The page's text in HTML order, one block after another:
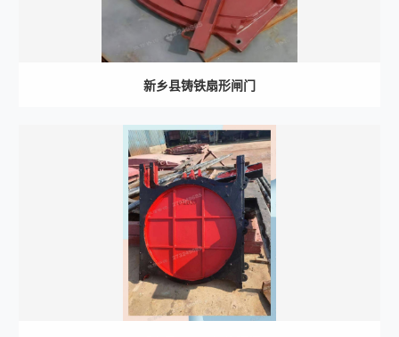
新乡县铸铁扇形闸门